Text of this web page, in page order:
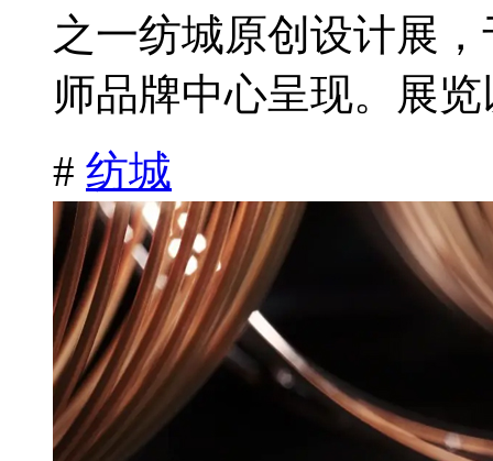
之一纺城原创设计展
师品牌中心呈现。展览
# 纺城